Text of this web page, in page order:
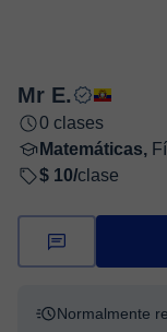
Mr E.
0 clases
Matemáticas,
$ 10/clase
Normalmente